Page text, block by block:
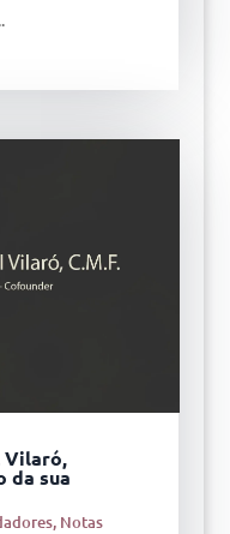
Vilaró,
da sua
, Notas